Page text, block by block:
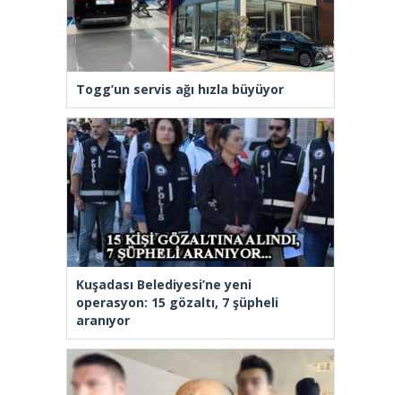
Togg’un servis ağı hızla büyüyor
Kuşadası Belediyesi’ne yeni
operasyon: 15 gözaltı, 7 şüpheli
aranıyor